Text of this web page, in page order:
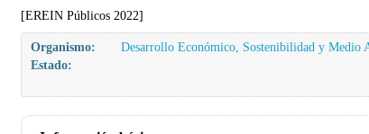
[EREIN Públicos 2022]
Organismo:
Desarrollo Económico, Sostenibilidad y Medio
Estado: